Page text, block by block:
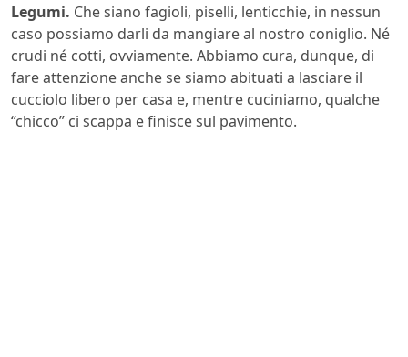
Legumi. Che siano fagioli, piselli, lenticchie, in nessun
caso possiamo darli da mangiare al nostro coniglio. Né
crudi né cotti, ovviamente. Abbiamo cura, dunque, di
fare attenzione anche se siamo abituati a lasciare il
cucciolo libero per casa e, mentre cuciniamo, qualche
“chicco” ci scappa e finisce sul pavimento.